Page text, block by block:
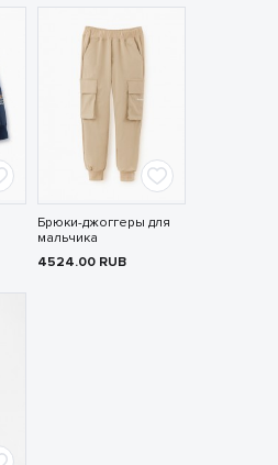
Брюки-джоггеры для
мальчика
4524.00 RUB